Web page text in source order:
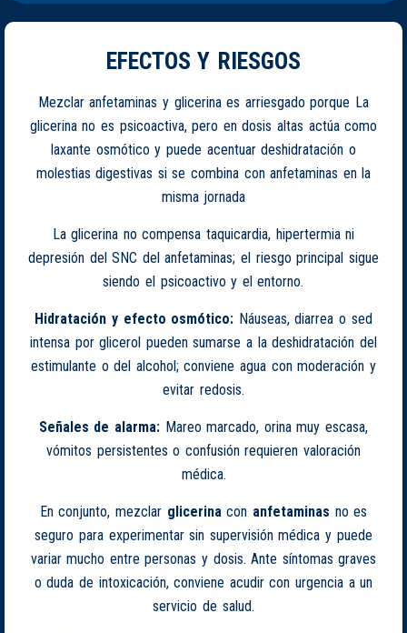
EFECTOS Y RIESGOS
Mezclar anfetaminas y glicerina es arriesgado porque La
glicerina no es psicoactiva, pero en dosis altas actúa como
laxante osmótico y puede acentuar deshidratación o
molestias digestivas si se combina con anfetaminas en la
misma jornada
La glicerina no compensa taquicardia, hipertermia ni
depresión del SNC del anfetaminas; el riesgo principal sigue
siendo el psicoactivo y el entorno.
Hidratación y efecto osmótico: Náuseas, diarrea o sed
intensa por glicerol pueden sumarse a la deshidratación del
estimulante o del alcohol; conviene agua con moderación y
evitar redosis.
Señales de alarma: Mareo marcado, orina muy escasa,
vómitos persistentes o confusión requieren valoración
médica.
En conjunto, mezclar glicerinacon anfetaminas no es
seguro para experimentar sin supervisión médica y puede
variar mucho entre personas y dosis. Ante síntomas graves
o duda de intoxicación, conviene acudir con urgencia a un
servicio de salud.